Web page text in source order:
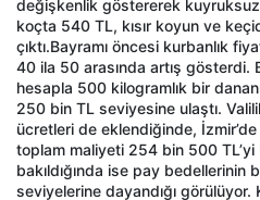
değişkenlik göstererek
koçta 540 TL, kısır koyun ve
çıktı.Bayramı öncesi kurbanlık
40 ila 50 arasında artış gösterdi.
hesapla 500 kilogramlık bir
250 bin TL seviyesine ulaştı.
ücretleri de eklendiğinde,
toplam maliyeti 254 bin 500 TL’yi
bakıldığında ise pay bedellerinin
seviyelerine dayandığı